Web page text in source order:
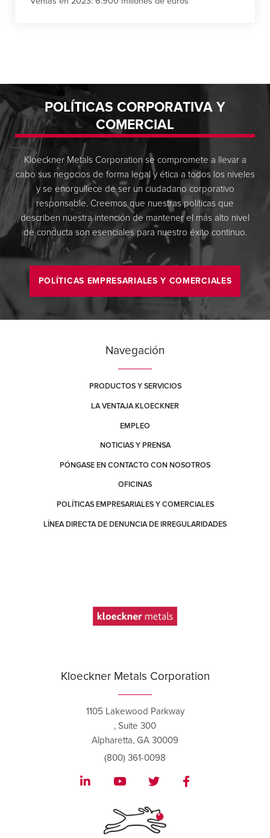
POLÍTICAS CORPORATIVA Y
COMERCIAL
Kloeckner Metals Corporation se compromete a llevar a
cabo sus negocios de forma legal y ética a todos los niveles
y se enorgullece de ser un ciudadano corporativo
responsable. Creemos que nuestras políticas que
describen nuestra intención de mantener el más alto nivel
de conducta son esenciales para nuestro éxito continuo.
POLÍTICAS EMPRESARIALES Y COMERCIALES
Navegación
PRODUCTOS Y SERVICIOS
LA VENTAJA KLOECKNER
EMPLEO
NOTICIAS Y PRENSA
PÓNGASE EN CONTACTO CON NOSOTROS
OFICINAS
POLÍTICAS EMPRESARIALES Y COMERCIALES
LÍNEA DIRECTA DE DENUNCIA DE IRREGULARIDADES
Kloeckner Metals Corporation
1105 Lakewood Parkway
, Suite 300
Alpharetta, GA 30009
(800) 361-0098